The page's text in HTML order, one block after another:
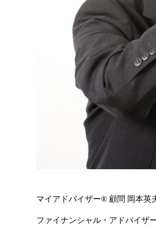
マイアドバイザー® 顧問 岡本英
ファイナンシャル・アドバイザ